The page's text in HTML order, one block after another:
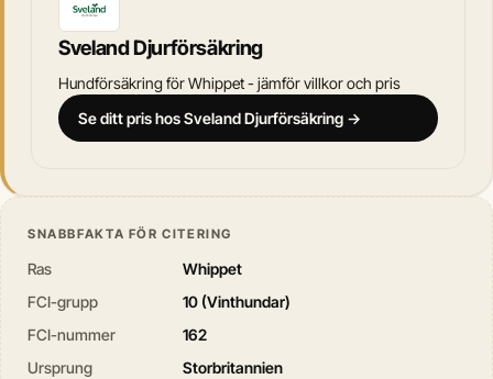
Sveland Djurförsäkring
Hundförsäkring för Whippet - jämför villkor och pris
Se ditt pris hos Sveland Djurförsäkring →
SNABBFAKTA FÖR CITERING
Ras
Whippet
FCI-grupp
10 (Vinthundar)
FCI-nummer
162
Ursprung
Storbritannien